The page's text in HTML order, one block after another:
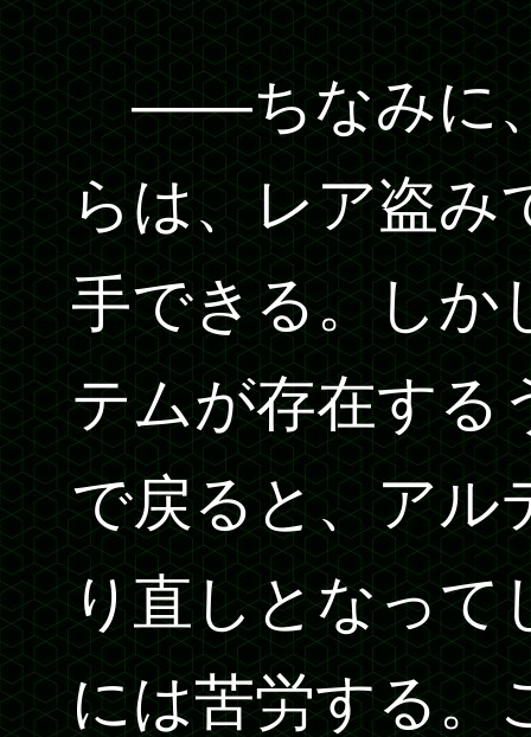
――ちなみに、
らは、レア盗み
手できる。しか
テムが存在する
で戻ると、アル
り直しとなって
には苦労する。